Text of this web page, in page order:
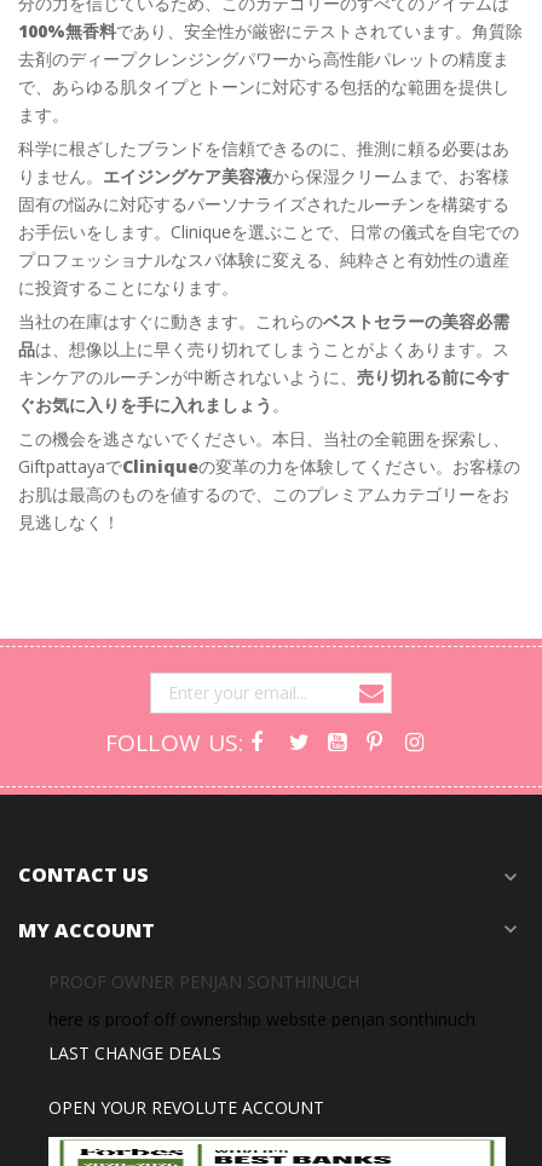
100%無香料であり、安全性が厳密にテストされています。角質除
去剤のディープクレンジングパワーから高性能パレットの精度ま
で、あらゆる肌タイプとトーンに対応する包括的な範囲を提供し
ます。
科学に根ざしたブランドを信頼できるのに、推測に頼る必要はあ
りません。 エイジングケア美容液から保湿クリームまで、お客様
固有の悩みに対応するパーソナライズされたルーチンを構築する
お手伝いをします。Cliniqueを選ぶことで、日常の儀式を自宅での
プロフェッショナルなスパ体験に変える、純粋さと有効性の遺産
に投資することになります。
当社の在庫はすぐに動きます。これらのベストセラーの美容必需
品は、想像以上に早く売り切れてしまうことがよくあります。ス
キンケアのルーチンが中断されないように、 売り切れる前に今す
ぐお気に入りを手に入れましょう 。
この機会を逃さないでください。本日、当社の全範囲を探索し、
GiftpattayaでCliniqueの変革の力を体験してください。お客様の
お肌は最高のものを値するので、このプレミアムカテゴリーをお
見逃しなく！
FOLLOW US:
CONTACT US expand_more
MY ACCOUNT expand_more
PROOF OWNER PENJAN SONTHINUCH
here is proof off ownership website penjan sonthinuch
LAST CHANGE DEALS
OPEN YOUR REVOLUTE ACCOUNT